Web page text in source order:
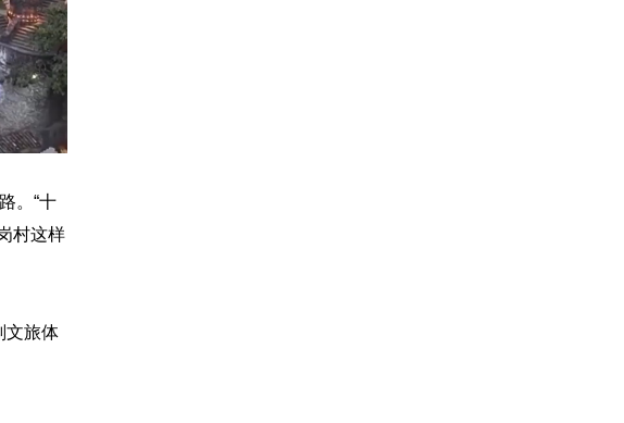
。“十
村这样
文旅体